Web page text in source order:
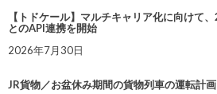
【トドケール】マルチキャリア化に向けて
とのAPI連携を開始
2026年7月30日
JR貨物／お盆休み期間の貨物列車の運転計